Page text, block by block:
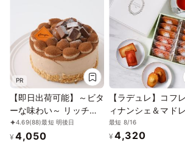
PR
【即日出荷可能】～ビタ
ーな味わい～ リッチな
チョコレートケーキ 4号
12cm
4.69(88)最短 明後日
¥ 4,050
【ラデュレ】コフ
ィナンシェ＆マド
12個入り
最短 8/16
¥ 4,320